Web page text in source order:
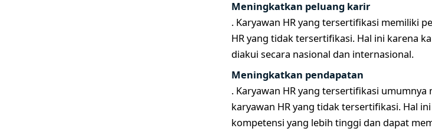
Meningkatkan peluang karir
. Karyawan HR yang tersertifikasi memiliki
HR yang tidak tersertifikasi. Hal ini karena
diakui secara nasional dan internasional.
Meningkatkan pendapatan
. Karyawan HR yang tersertifikasi
karyawan HR yang tidak tersertifikasi. Hal
kompetensi yang lebih tinggi dan dapat